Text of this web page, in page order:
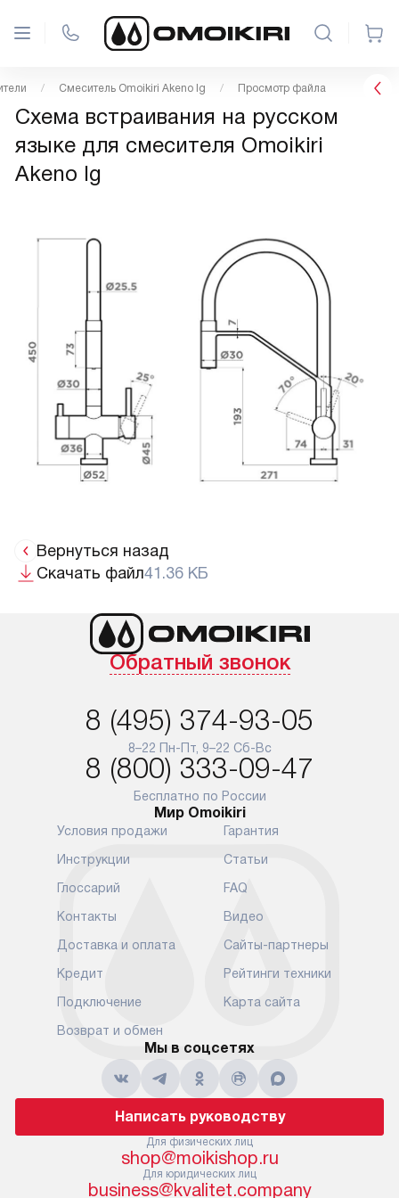
Смеситель Omoikiri Akeno lg Просмотр файла
Схема встраивания на русском
языке для смесителя Omoikiri
Akeno lg
Вернуться назад
Скачать файл41.36 КБ
Обратный звонок
8 (495) 374-93-05
8–22 Пн-Пт, 9–22 Сб-Вс
8 (800) 333-09-47
Бесплатно по России
Мир Omoikiri
Условия продажи
Инструкции
Глоссарий
Контакты
Доставка и оплата
Кредит
Подключение
Возврат и обмен
Гарантия
Статьи
FAQ
Видео
Сайты-партнеры
Рейтинги техники
Карта сайта
Мы в соцсетях
Написать руководству
Для физических лиц
shop@moikishop.ru
Для юридических лиц
business@kvalitet.company